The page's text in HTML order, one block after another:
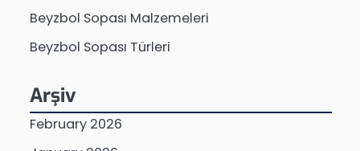
Beyzbol Sopası Malzemeleri
Beyzbol Sopası Türleri
Arşiv
February 2026